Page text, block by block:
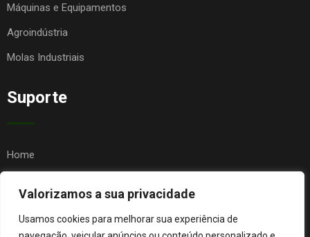
Valorizamos a sua privacidade
Usamos cookies para melhorar sua experiência de
Máquinas e Equipamentos
Agroindústria
Molas Industriais
Suporte
Home